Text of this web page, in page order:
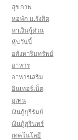
สุขภาพ
หอพัก ม.รังสิต
หาเงินกู้ด่วน
หุ้นวันนี้
อสังหาริมทรัพย์
อาหาร
อาหารเสริม
อินเทอร์เน็ต
อุเทน
เงินกู้บุรีรัมย์
เงินกู้สุรินทร์
เทคโนโลยี